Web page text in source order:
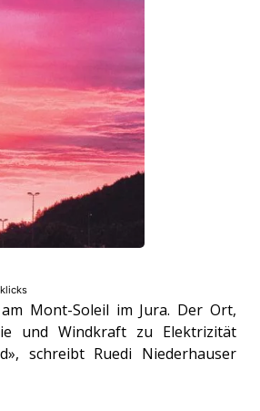
Mont-Soleil im Jura. Der Ort,
und Windkraft zu Elektrizität
schreibt Ruedi Niederhauser